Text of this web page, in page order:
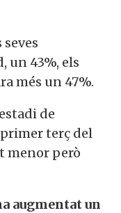
un 43%, els
més un 47%.
de
terç del
menor però
augmentat un